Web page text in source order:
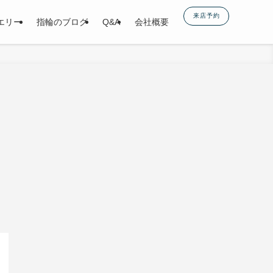
リー 指輪のブログ Q&A 会社概要
来店予約